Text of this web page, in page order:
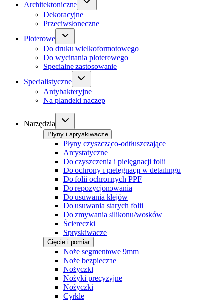
Architektoniczne
Dekoracyjne
Przeciwsłoneczne
Ploterowe
Do druku wielkoformotowego
Do wycinania ploterowego
Specialne zastosowanie
Specialistyczne
Antybakteryjne
Na plandeki naczep
Narzędzia
Płyny i spryskiwacze
Płyny czyszcząco-odtłuszczające
Antystatyczne
Do czyszczenia i pielęgnacji folii
Do ochrony i pielęgnacji w detailingu
Do folii ochronnych PPF
Do repozycjonowania
Do usuwania klejów
Do usuwania starych folii
Do zmywania silikonu/wosków
Ściereczki
Spryskiwacze
Cięcie i pomiar
Noże segmentowe 9mm
Noże bezpieczne
Nożyczki
Nożyki precyzyjne
Nożyczki
Cyrkle